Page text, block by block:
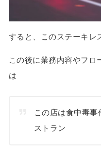
すると、このステーキレ
この後に業務内容やフロ
は
この店は食中毒事
ストラン